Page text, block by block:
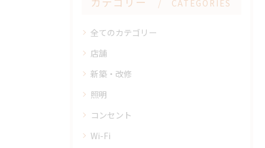
CATEGORIES
全てのカテゴリー
店舗
新築・改修
照明
コンセント
Wi-Fi